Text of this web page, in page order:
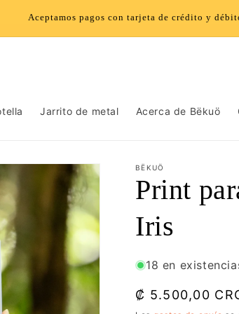
de vuelta! Envíos a todo Costa Rica por
CR 🇨🇷
Jarrito de metal Acerca de Bëkuö
BËKUÖ
Print
Iris
18 en
Precio
₡ 5.500,00